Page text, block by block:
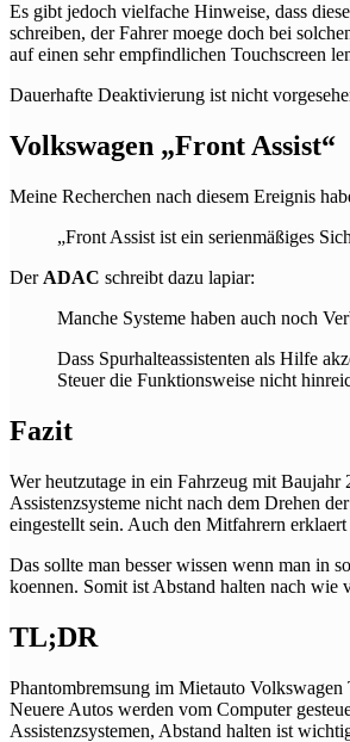
Es gibt jedoch vielfache Hinweise, dass
schreiben, der Fahrer moege doch bei
auf einen sehr empfindlichen Touchscreen
Dauerhafte Deaktivierung ist nicht
Volkswagen „Front Assist“
Meine Recherchen nach diesem Ereignis
„Front Assist ist ein serienmäßiges
Der ADAC schreibt dazu lapiar:
Manche Systeme haben auch noch
Dass Spurhalteassistenten als Hilfe
Steuer die Funktionsweise nicht
Fazit
Wer heutzutage in ein Fahrzeug mit
Assistenzsysteme nicht nach dem Drehen
eingestellt sein. Auch den Mitfahrern
Das sollte man besser wissen wenn man in
koennen. Somit ist Abstand halten nach wie
TL;DR
Phantombremsung im Mietauto
Neuere Autos werden vom Computer
Assistenzsystemen, Abstand halten ist